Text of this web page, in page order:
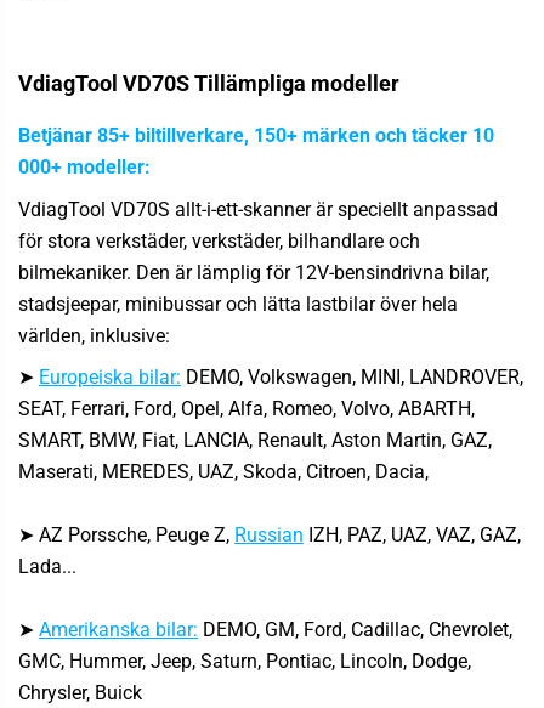
VdiagTool VD70S Tillämpliga modeller
Betjänar 85+ biltillverkare, 150+ märken och täcker 10
000+ modeller:
VdiagTool VD70S allt-i-ett-skanner är speciellt anpassad
för stora verkstäder, verkstäder, bilhandlare och
bilmekaniker. Den är lämplig för 12V-bensindrivna bilar,
stadsjeepar, minibussar och lätta lastbilar över hela
världen, inklusive:
➤ Europeiska bilar: DEMO, Volkswagen, MINI, LANDROVER,
SEAT, Ferrari, Ford, Opel, Alfa, Romeo, Volvo, ABARTH,
SMART, BMW, Fiat, LANCIA, Renault, Aston Martin, GAZ,
Maserati, MEREDES, UAZ, Skoda, Citroen, Dacia,
➤ AZ Porssche, Peuge Z, Russian IZH, PAZ, UAZ, VAZ, GAZ,
Lada...
➤ Amerikanska bilar: DEMO, GM, Ford, Cadillac, Chevrolet,
GMC, Hummer, Jeep, Saturn, Pontiac, Lincoln, Dodge,
Chrysler, Buick